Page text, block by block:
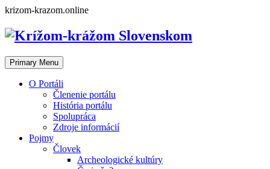
Skip
content
krizom-krazom.online
Primary Menu
O Portáli
Členenie portálu
História portálu
Spolupráca
Zdroje informácií
Pojmy
Človek
Archeologické kultúry